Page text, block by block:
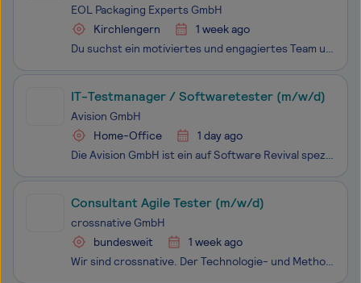
Automatisierungstechnik
EOL Packaging Experts GmbH
Kirchlengern
1 week ago
Du suchst ein motiviertes und engagiertes Team und anspruchsvolle Aufgaben? Dann bist du bei der A+F genau richtig!Die A+F bietet als global agierender Full-Service-Anbieter die gesamte Bandbreite an integrierten Systemlösungen für die Milchindustrie, Getränke- und Lebensmittelindustrie, Kosmetik-un
IT-Testmanager / Softwaretester (m/w/d)
Avision GmbH
Home-Office
1 day ago
Die Avision GmbH ist ein auf Software Revival spezialisierter IT-Dienstleister für Anwendungsentwicklung und -betreuung. Als Alternative zu kompletten Neuimplementierungen, die häufig kostspielig und riskant sind, modernisiert Avision die Legacy-Software von Unternehmen auf effiziente Art und Weise.
Consultant Agile Tester (m/w/d)
crossnative GmbH
bundesweit
1 week ago
Wir sind crossnative. Der Technologie- und Methodenbereich der PPI-Gruppe – und ein Team, das Digitalisierung neu denkt. Wir verbinden tiefes Fachwissen, moderne Technologien und echte Leidenschaft für Lösungen, die Wirkung entfalten. Wir arbeiten in crossfunktionalen Teams und entwickeln Ergeb